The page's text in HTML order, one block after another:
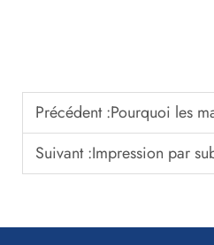
Précédent :Pourquoi les marques sportives
Suivant :Impression par sublimation contre